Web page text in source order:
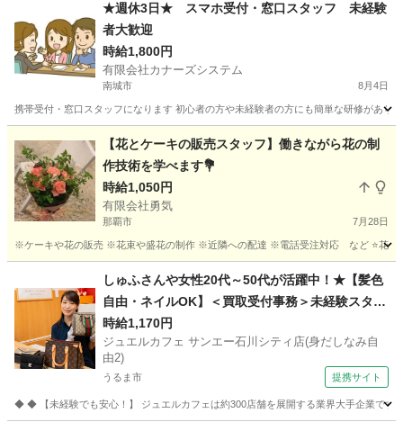
★週休3日★ スマホ受付・窓口スタッフ 未経験
者大歓迎
時給1,800円
有限会社カナーズシステム
南城市 8月4日
携帯受付・窓口スタッフになります 初心者の方や未経験者の方にも簡単な研修があ
携帯ショップ スタッフ
【花とケーキの販売スタッフ】働きながら花の制
作技術を学べます💐
時給1,050円
有限会社勇気
那覇市 7月28日
※ケーキや花の販売 ※花束や盛花の制作 ※近隣への配達 ※電話受注対応 など ⭐️花束
スタッフ
しゅふさんや女性20代～50代が活躍中！★【髪色
自由・ネイルOK】＜買取受付事務＞未経験スター
トが9割！意欲・人柄重視で接客採用中！ ジュエ
ルカフェ サンエー石川シティ店(身だしなみ自由2)
販売・ファッション・レンタル
時給1,170円
ジュエルカフェ サンエー石川シティ店(身だしなみ自
由2)
うるま市 提携サイト
◆ ◆ 【未経験でも安心！】 ジュエルカフェは約300店舗を展開する業界大手企業です